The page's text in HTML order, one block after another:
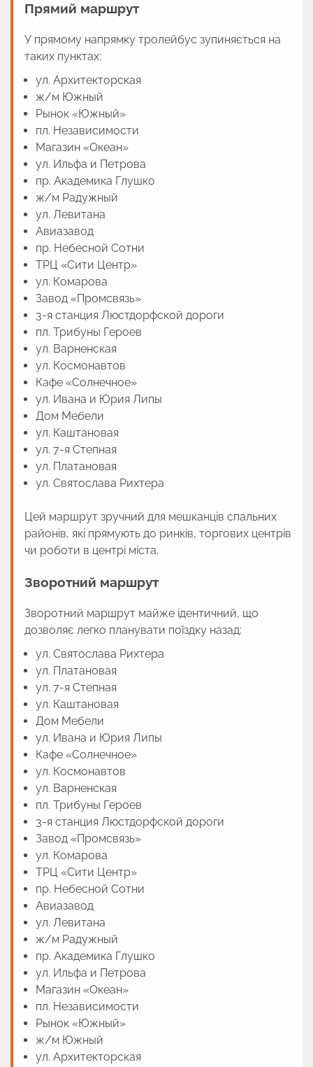
Прямий маршрут
У прямому напрямку тролейбус зупиняється на
таких пунктах:
ул. Архитекторская
ж/м Южный
Рынок «Южный»
пл. Независимости
Магазин «Океан»
ул. Ильфа и Петрова
пр. Академика Глушко
ж/м Радужный
ул. Левитана
Авиазавод
пр. Небесной Сотни
ТРЦ «Сити Центр»
ул. Комарова
Завод «Промсвязь»
3-я станция Люстдорфской дороги
пл. Трибуны Героев
ул. Варненская
ул. Космонавтов
Кафе «Солнечное»
ул. Ивана и Юрия Липы
Дом Мебели
ул. Каштановая
ул. 7-я Степная
ул. Платановая
ул. Святослава Рихтера
Цей маршрут зручний для мешканців спальних
районів, які прямують до ринків, торгових центрів
чи роботи в центрі міста.
Зворотний маршрут
Зворотний маршрут майже ідентичний, що
дозволяє легко планувати поїздку назад:
ул. Святослава Рихтера
ул. Платановая
ул. 7-я Степная
ул. Каштановая
Дом Мебели
ул. Ивана и Юрия Липы
Кафе «Солнечное»
ул. Космонавтов
ул. Варненская
пл. Трибуны Героев
3-я станция Люстдорфской дороги
Завод «Промсвязь»
ул. Комарова
ТРЦ «Сити Центр»
пр. Небесной Сотни
Авиазавод
ул. Левитана
ж/м Радужный
пр. Академика Глушко
ул. Ильфа и Петрова
Магазин «Океан»
пл. Независимости
Рынок «Южный»
ж/м Южный
ул. Архитекторская